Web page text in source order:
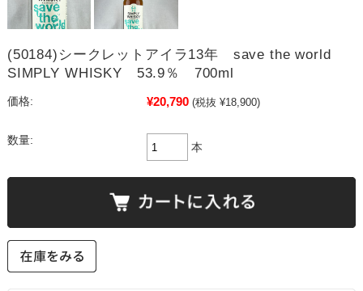
(50184)シークレットアイラ13年 save the world
SIMPLY WHISKY 53.9％ 700ml
価格: ¥20,790 (税抜 ¥18,900)
数量:
本